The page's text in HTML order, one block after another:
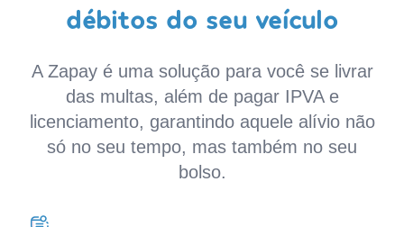
débitos do seu veículo
A Zapay é uma solução para você se livrar
das multas, além de pagar IPVA e
licenciamento, garantindo aquele alívio não
só no seu tempo, mas também no seu
bolso.